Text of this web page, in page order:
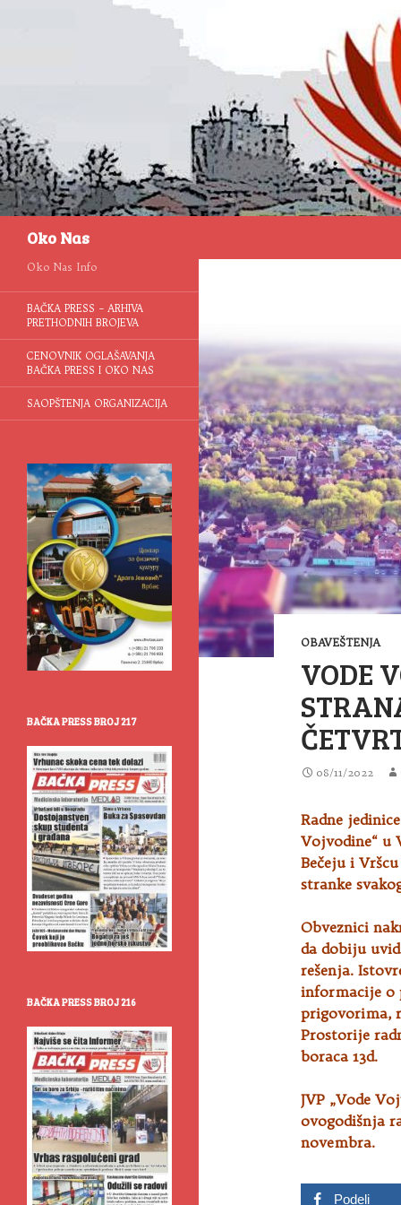
Oko Nas
OBAVEŠTENJA
VODE
08/11/2022
Radne
Vojvodine“ u
Bečeju i
stranke
Obveznici
da dobiju
rešenja.
informacije o
prigovorima,
Prostorije
boraca 13d.
JVP „Vode
ovogodišnja
novembra.
Podeli
Oko Nas Info
BAČKA PRESS – ARHIVA
PRETHODNIH BROJEVA
CENOVNIK OGLAŠAVANJA
BAČKA PRESS I OKO NAS
SAOPŠTENJA ORGANIZACIJA
BAČKA PRESS BROJ 217
BAČKA PRESS BROJ 216